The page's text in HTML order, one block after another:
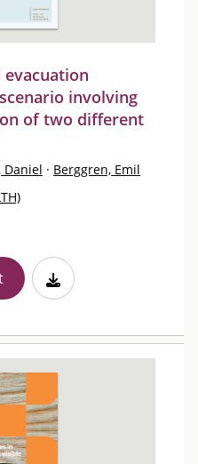
involving
of two different
Daniel · Berggren, Emil